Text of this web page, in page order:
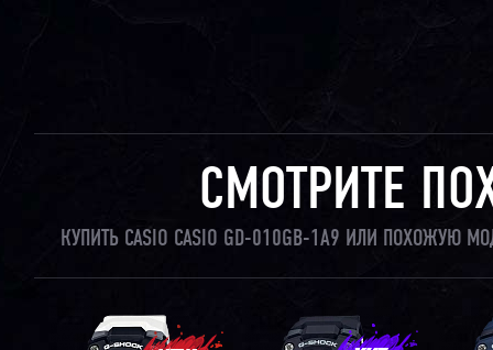
СМОТРИТЕ
КУПИТЬ CASIO CASIO GD-010GB-1A9 ИЛИ ПОХОЖУЮ